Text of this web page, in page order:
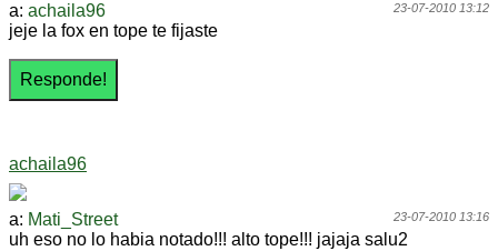
23-07-2010 13:12
a: achaila96
jeje la fox en tope te fijaste
achaila96
23-07-2010 13:16
a: Mati_Street
uh eso no lo habia notado!!! alto tope!!! jajaja salu2